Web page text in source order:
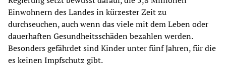
Einwohnern des Landes in kürzester Zeit zu
durchseuchen, auch wenn das viele mit dem Leben oder
dauerhaften Gesundheitsschäden bezahlen werden.
Besonders gefährdet sind Kinder unter fünf Jahren, für die
es keinen Impfschutz gibt.